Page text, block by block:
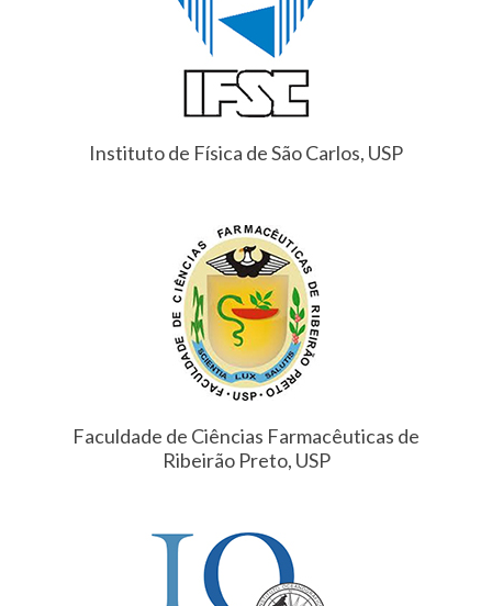
Instituto de Física de São Carlos, USP
Faculdade de Ciências Farmacêuticas de
Ribeirão Preto, USP